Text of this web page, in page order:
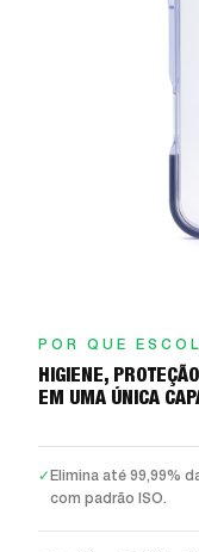
POR QUE
HIGIENE,
EM UMA ÚNICA
✓ Elimina até 99,99%
com padrão ISO.